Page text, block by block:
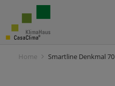
Home Smartline Denkmal 70